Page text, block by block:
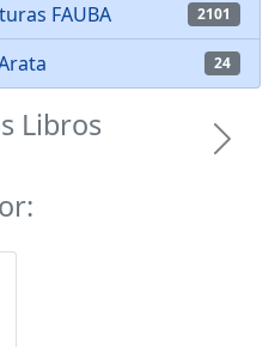
FAUBA 2101
24
Libros Next